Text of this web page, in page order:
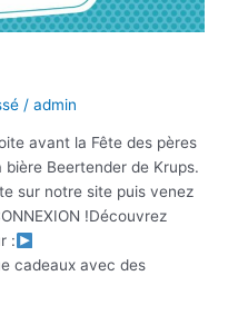
/admin
avant la Fête des pères
Beertender de Krups.
sur notre site puis venez
!Découvrez
:
cadeaux avec des